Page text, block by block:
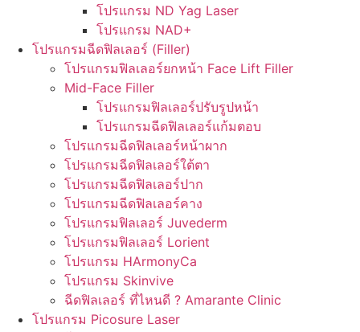
โปรแกรม ND Yag Laser
โปรแกรม NAD+
โปรแกรมฉีดฟิลเลอร์ (Filler)
โปรแกรมฟิลเลอร์ยกหน้า Face Lift Filler
Mid-Face Filler
โปรแกรมฟิลเลอร์ปรับรูปหน้า
โปรแกรมฉีดฟิลเลอร์แก้มตอบ
โปรแกรมฉีดฟิลเลอร์หน้าผาก
โปรแกรมฉีดฟิลเลอร์ใต้ตา
โปรแกรมฉีดฟิลเลอร์ปาก
โปรแกรมฉีดฟิลเลอร์คาง
โปรแกรมฟิลเลอร์ Juvederm
โปรแกรมฟิลเลอร์ Lorient
โปรแกรม HArmonyCa
โปรแกรม Skinvive
ฉีดฟิลเลอร์ ที่ไหนดี ? Amarante Clinic
โปรแกรม Picosure Laser